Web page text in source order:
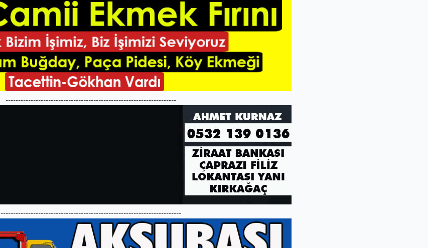
--------------------------------------------------------------------
------------------------------------------------------------------------